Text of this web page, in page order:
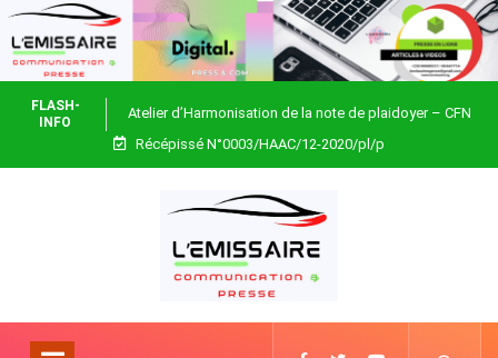
FLASH-
INFO
Atelier d’Harmonisation de la note de plaidoyer – CFN
Togo
Récépissé N°0003/HAAC/12-2020/pl/p